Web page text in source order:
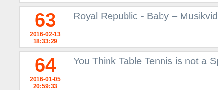
63
2016-02-13
18:33:29
Royal Republic - Baby –
64
2016-01-05
20:59:33
You Think Table Tennis is not a